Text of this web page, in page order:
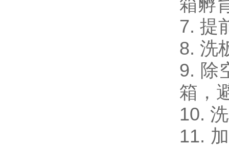
箱孵
7. 提
8. 洗
9. 除
箱，
10.
11.